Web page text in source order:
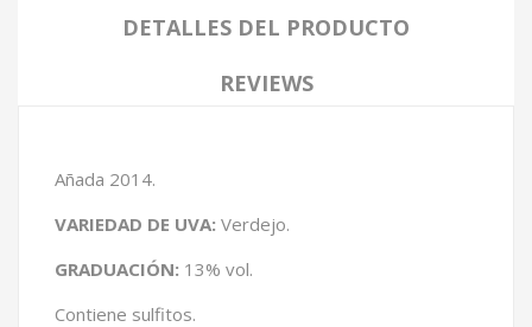
DETALLES DEL PRODUCTO
REVIEWS
Añada 2014.
VARIEDAD DE UVA: Verdejo.
GRADUACIÓN: 13% vol.
Contiene sulfitos.